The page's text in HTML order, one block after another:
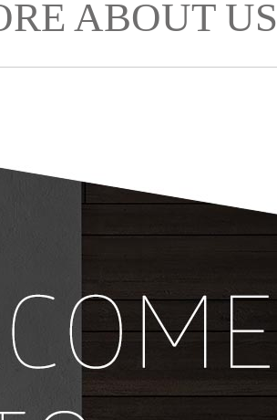
ABOUT US